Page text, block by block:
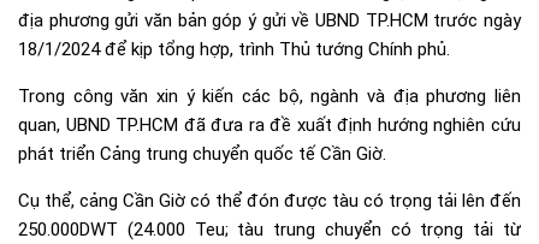
địa phương gửi văn bản góp ý gửi về UBND TP.HCM trước ngày
18/1/2024 để kịp tổng hợp, trình Thủ tướng Chính phủ.
Trong công văn xin ý kiến các bộ, ngành và địa phương liên
quan, UBND TP.HCM đã đưa ra đề xuất định hướng nghiên cứu
phát triển Cảng trung chuyển quốc tế Cần Giờ.
Cụ thể, cảng Cần Giờ có thể đón được tàu có trọng tải lên đến
250.000DWT (24.000 Teu; tàu trung chuyển có trọng tải từ